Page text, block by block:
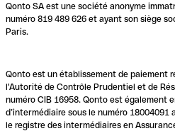
Qonto SA est une société anonyme
numéro 819 489 626 et ayant son siège
Paris.
Qonto est un établissement de paiement
l'Autorité de Contrôle Prudentiel et de
numéro CIB 16958. Qonto est également
d’intermédiaire sous le numéro 18004091
le registre des intermédiaires en